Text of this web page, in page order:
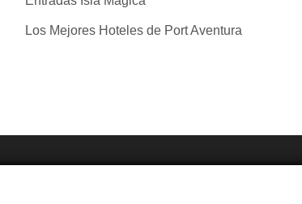
Los Mejores Hoteles de Port Aventura